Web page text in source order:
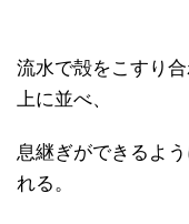
流水で殻をこすり
上に並べ、
息継ぎができるよ
れる。